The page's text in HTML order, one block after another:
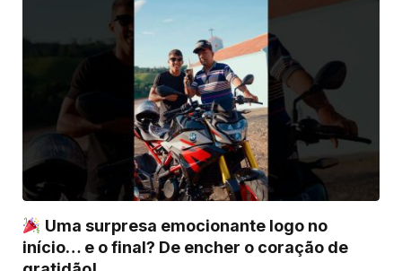
Uma surpresa emocionante logo no
início… e o final? De encher o coração de